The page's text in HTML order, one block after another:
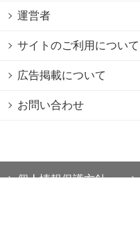
運営者
サイトのご利用について
広告掲載について
お問い合わせ
個人情報保護方針